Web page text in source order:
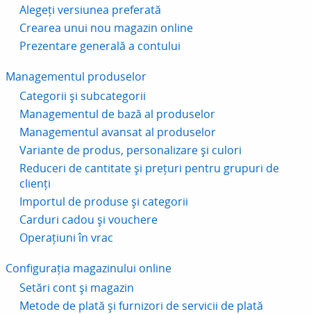
Alegeți versiunea preferată
Crearea unui nou magazin online
Prezentare generală a contului
Managementul produselor
Categorii și subcategorii
Managementul de bază al produselor
Managementul avansat al produselor
Variante de produs, personalizare și culori
Reduceri de cantitate și prețuri pentru grupuri de
clienți
Importul de produse și categorii
Carduri cadou și vouchere
Operațiuni în vrac
Configurația magazinului online
Setări cont și magazin
Metode de plată și furnizori de servicii de plată